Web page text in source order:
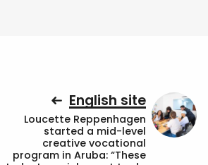
English site
Loucette Reppenhagen
started a mid-level
creative vocational
program in Aruba: “These